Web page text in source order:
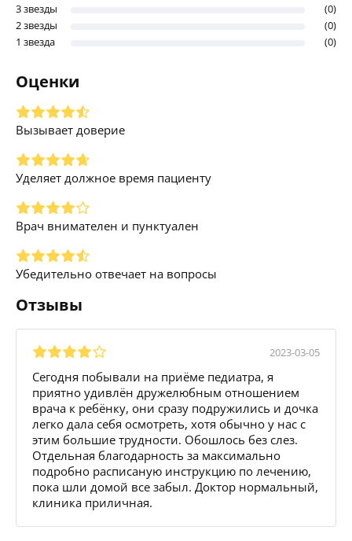
3 звезды
(0)
2 звезды
(0)
1 звезда
(0)
Оценки
Вызывает доверие
Уделяет должное время пациенту
Врач внимателен и пунктуален
Убедительно отвечает на вопросы
Отзывы
2023-03-05
Сегодня побывали на приёме педиатра, я
приятно удивлён дружелюбным отношением
врача к ребёнку, они сразу подружились и дочка
легко дала себя осмотреть, хотя обычно у нас с
этим большие трудности. Обошлось без слез.
Отдельная благодарность за максимально
подробно расписаную инструкцию по лечению,
пока шли домой все забыл. Доктор нормальный,
клиника приличная.